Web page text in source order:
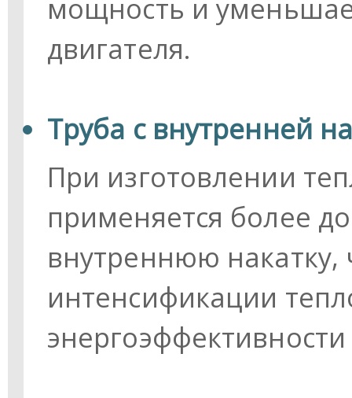
мощность и
двигателя.
Труба с внутренней
При изготовлении
применяется более
внутреннюю накатку,
интенсификации